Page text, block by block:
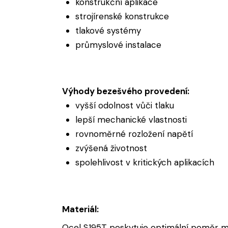
strojírenské konstrukce
tlakové systémy
průmyslové instalace
Výhody bezešvého provedení:
vyšší odolnost vůči tlaku
lepší mechanické vlastnosti
rovnoměrné rozložení napětí
zvýšená životnost
spolehlivost v kritických aplikacích
Materiál: